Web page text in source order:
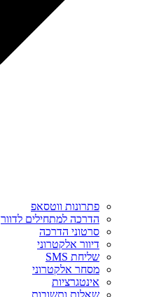
פתרונות ווטסאפ
הדרכה למתחילים לדוור
סרטוני הדרכה
דיוור אלקטרוני
שליחת SMS
מסחר אלקטרוני
אינטגרציות